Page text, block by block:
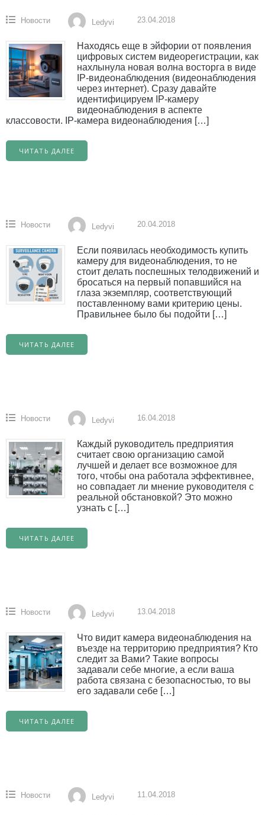
Новости Ledyvi 23.04.2018
Находясь еще в эйфории от появления
цифровых систем видеорегистрации, как
нахлынула новая волна восторга в виде
IP-видеонаблюдения (видеонаблюдения
через интернет). Сразу давайте
идентифицируем IP-камеру
видеонаблюдения в аспекте
классовости. IP-камера видеонаблюдения […]
ЧИТАТЬ ДАЛЕЕ
Новости Ledyvi 20.04.2018
Если появилась необходимость купить
камеру для видеонаблюдения, то не
стоит делать поспешных телодвижений и
бросаться на первый попавшийся на
глаза экземпляр, соответствующий
поставленному вами критерию цены.
Правильнее было бы подойти […]
ЧИТАТЬ ДАЛЕЕ
Новости Ledyvi 16.04.2018
Каждый руководитель предприятия
считает свою организацию самой
лучшей и делает все возможное для
того, чтобы она работала эффективнее,
но совпадает ли мнение руководителя с
реальной обстановкой? Это можно
узнать с […]
ЧИТАТЬ ДАЛЕЕ
Новости Ledyvi 13.04.2018
Что видит камера видеонаблюдения на
въезде на территорию предприятия? Кто
следит за Вами? Такие вопросы
задавали себе многие, а если ваша
работа связана с безопасностью, то вы
его задавали себе […]
ЧИТАТЬ ДАЛЕЕ
Новости Ledyvi 11.04.2018